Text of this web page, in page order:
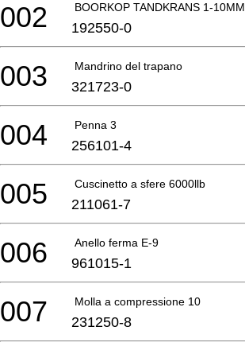
BOORKOP TANDKRANS 1-10MM
002 192550-0
Mandrino del trapano
003 321723-0
Penna 3
004 256101-4
Cuscinetto a sfere 6000llb
005 211061-7
Anello ferma E-9
006 961015-1
Molla a compressione 10
007 231250-8